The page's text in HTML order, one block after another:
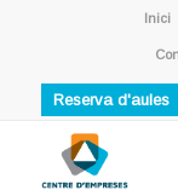
Inici
Reserva d'aules